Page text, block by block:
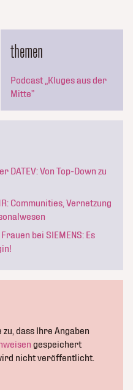
themen
Podcast „Kluges aus der
Mitte”
DATEV: Von Top-Down zu
Communities, Vernetzung
bei SIEMENS: Es
dass Ihre Angaben
gespeichert
nicht veröffentlicht.